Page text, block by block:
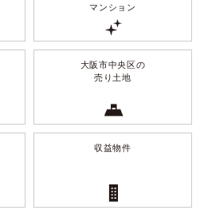
マンション
大阪市中央区の
売り土地
収益物件